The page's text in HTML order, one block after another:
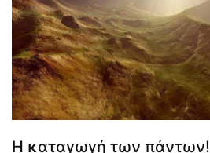
Η καταγωγή των